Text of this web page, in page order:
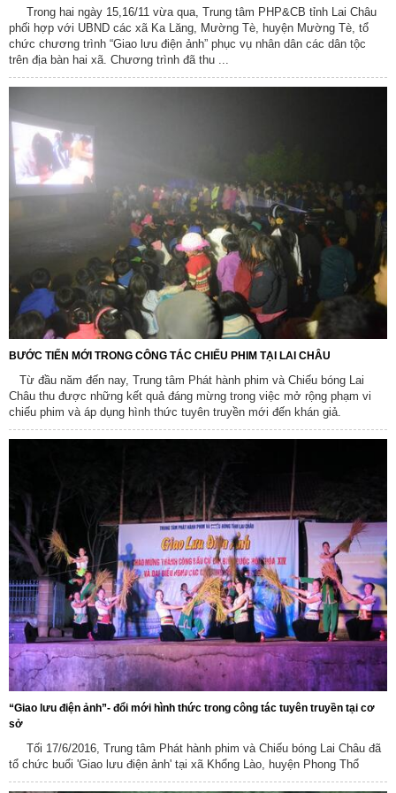
Trong hai ngày 15,16/11 vừa qua, Trung tâm PHP&CB tỉnh Lai Châu
phối hợp với UBND các xã Ka Lăng, Mường Tè, huyện Mường Tè, tổ
chức chương trình “Giao lưu điện ảnh” phục vụ nhân dân các dân tộc
trên địa bàn hai xã. Chương trình đã thu ...
BƯỚC TIẾN MỚI TRONG CÔNG TÁC CHIẾU PHIM TẠI LAI CHÂU
Từ đầu năm đến nay, Trung tâm Phát hành phim và Chiếu bóng Lai
Châu thu được những kết quả đáng mừng trong việc mở rộng phạm vi
chiếu phim và áp dụng hình thức tuyên truyền mới đến khán giả.
“Giao lưu điện ảnh”- đổi mới hình thức trong công tác tuyên truyền tại cơ
sở
Tối 17/6/2016, Trung tâm Phát hành phim và Chiếu bóng Lai Châu đã
tổ chức buổi 'Giao lưu điện ảnh' tại xã Khổng Lào, huyện Phong Thổ